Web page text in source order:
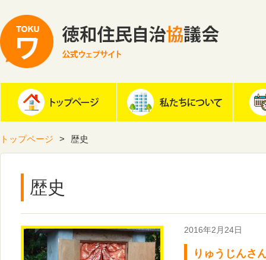
トップページ 歴史
歴史
2016年2月24日
りゅうじんさ